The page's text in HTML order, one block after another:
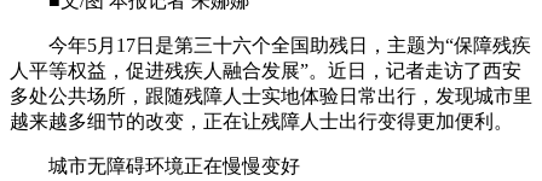
今年5月17日是第三十六个全国助残日，主题为“保障残疾
人平等权益，促进残疾人融合发展”。近日，记者走访了西安
多处公共场所，跟随残障人士实地体验日常出行，发现城市里
越来越多细节的改变，正在让残障人士出行变得更加便利。
城市无障碍环境正在慢慢变好